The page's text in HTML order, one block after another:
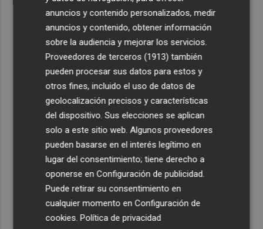
anuncios y contenido personalizados, medir
anuncios y contenido, obtener información
sobre la audiencia y mejorar los servicios.
Proveedores de terceros (1913) también
pueden procesar sus datos para estos y
otros fines, incluido el uso de datos de
geolocalización precisos y características
del dispositivo. Sus elecciones se aplican
solo a este sitio web. Algunos proveedores
pueden basarse en el interés legítimo en
lugar del consentimiento; tiene derecho a
oponerse enConfiguración de publicidad
Puede retirar su consentimiento en
cualquier momento enConfiguración de
cookies .Política de privacidad